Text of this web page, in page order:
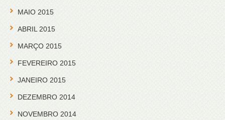
MAIO 2015
ABRIL 2015
MARÇO 2015
FEVEREIRO 2015
JANEIRO 2015
DEZEMBRO 2014
NOVEMBRO 2014